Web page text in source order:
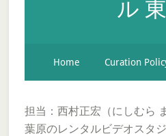
ル
Home Curation
担当：西村正宏（にしむら
葉原のレンタルビデオスタ